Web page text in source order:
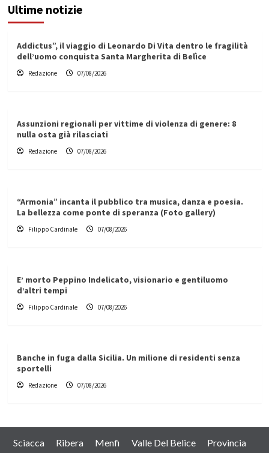
Ultime notizie
Addictus”, il viaggio di Leonardo Di Vita dentro le fragilità
dell’uomo conquista Santa Margherita di Belìce
Redazione 07/08/2026
Assunzioni regionali per vittime di violenza di genere: 8
nulla osta già rilasciati
Redazione 07/08/2026
“Armonia” incanta il pubblico tra musica, danza e poesia.
La bellezza come ponte di speranza (Foto gallery)
Filippo Cardinale 07/08/2026
E’ morto Peppino Indelicato, visionario e gentiluomo
d’altri tempi
Filippo Cardinale 07/08/2026
Banche in fuga dalla Sicilia. Un milione di residenti senza
sportelli
Redazione 07/08/2026
Sciacca Ribera Menfi Valle Del Belice
Provincia